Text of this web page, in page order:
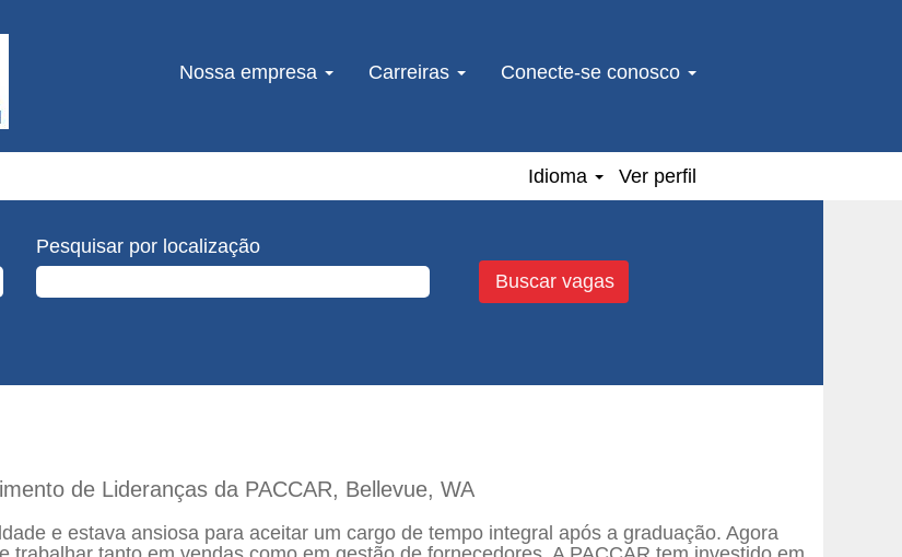
Nossa empresa Carreiras Conecte-se conosco
Idioma Ver perfil
Pesquisar por localização
de Lideranças da PACCAR, Bellevue, WA
e estava ansiosa para aceitar um cargo de tempo integral após a graduação. Agora